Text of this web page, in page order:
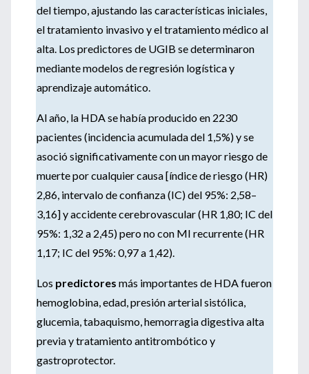
del tiempo, ajustando las características iniciales,
el tratamiento invasivo y el tratamiento médico al
alta. Los predictores de UGIB se determinaron
mediante modelos de regresión logística y
aprendizaje automático.
Al año, la HDA se había producido en 2230
pacientes (incidencia acumulada del 1,5%) y se
asoció significativamente con un mayor riesgo de
muerte por cualquier causa [índice de riesgo (HR)
2,86, intervalo de confianza (IC) del 95%: 2,58–
3,16] y accidente cerebrovascular (HR 1,80; IC del
95%: 1,32 a 2,45) pero no con MI recurrente (HR
1,17; IC del 95%: 0,97 a 1,42).
Los predictores más importantes de HDA fueron
hemoglobina, edad, presión arterial sistólica,
glucemia, tabaquismo, hemorragia digestiva alta
previa y tratamiento antitrombótico y
gastroprotector.